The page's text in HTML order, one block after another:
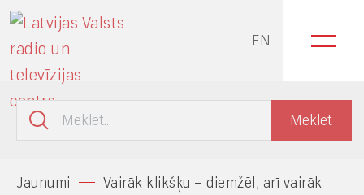
EN
Jaunumi
Vairāk klikšķu – diemžēl, arī vairāk